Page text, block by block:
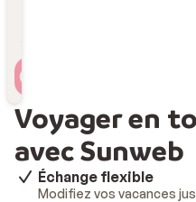
Voyager en
avec Sunweb
Échange flexible
Modifiez vos vacances